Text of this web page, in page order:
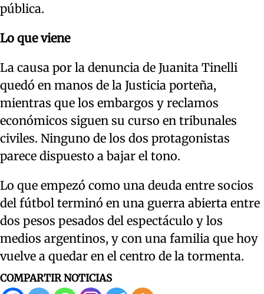
pública.
Lo que viene
La causa por la denuncia de Juanita Tinelli
quedó en manos de la Justicia porteña,
mientras que los embargos y reclamos
económicos siguen su curso en tribunales
civiles. Ninguno de los dos protagonistas
parece dispuesto a bajar el tono.
Lo que empezó como una deuda entre socios
del fútbol terminó en una guerra abierta entre
dos pesos pesados del espectáculo y los
medios argentinos, y con una familia que hoy
vuelve a quedar en el centro de la tormenta.
COMPARTIR NOTICIAS